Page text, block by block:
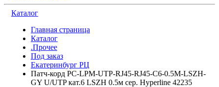
Каталог
Главная страница
Каталог
.Прочее
Под заказ
Екатеринбург РЦ
Патч-корд PC-LPM-UTP-RJ45-RJ45-C6-0.5M-LSZH-
GY U/UTP кат.6 LSZH 0.5м сер. Hyperline 42235